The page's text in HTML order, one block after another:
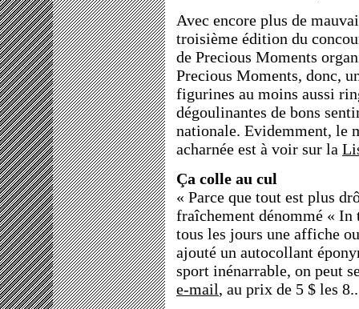
Avec encore plus de
troisième édition du
de Precious Moments
Precious Moments, donc,
figurines au moins aussi
dégoulinantes de bons
nationale. Evidemment, le
acharnée est à voir sur la
Ça colle au cul
« Parce que tout est plus
fraîchement dénommé «
tous les jours une affiche
ajouté un autocollant
sport inénarrable, on peut
e-mail, au prix de 5 $ les